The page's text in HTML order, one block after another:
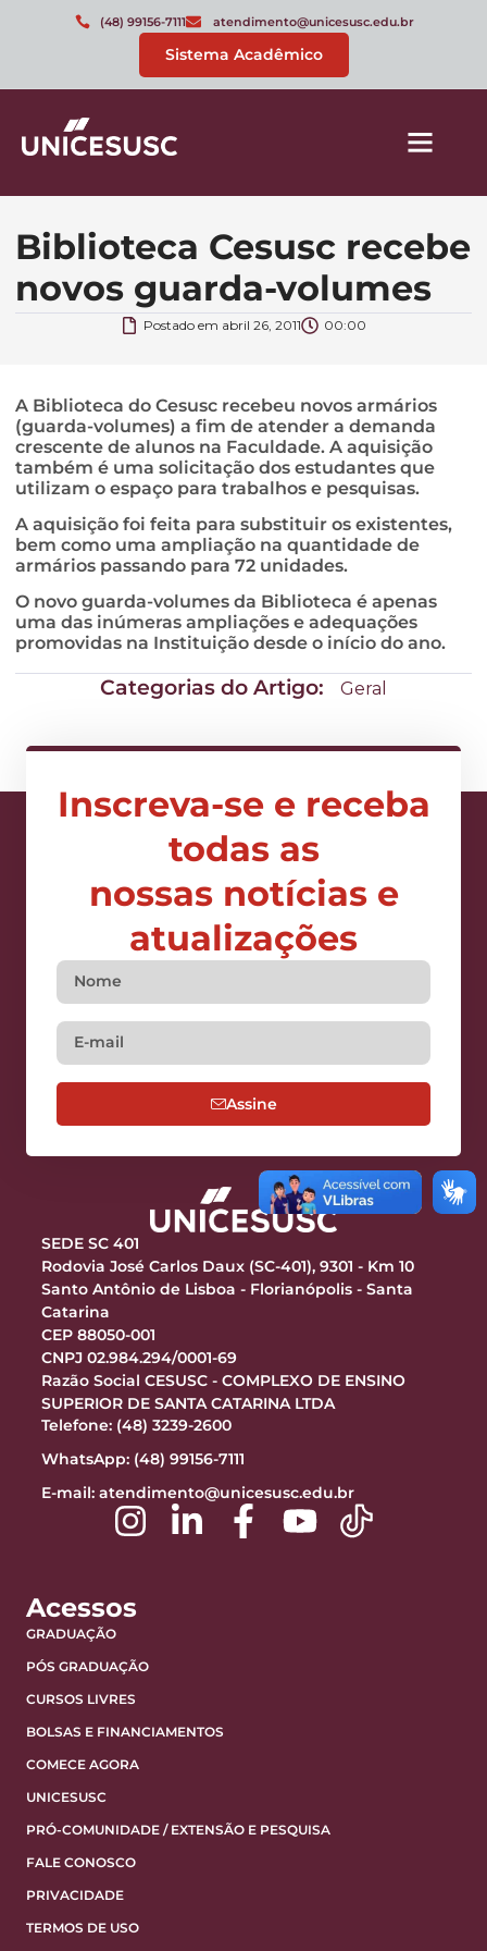
(48) 99156-7111 atendimento@unicesusc.edu.br
Sistema Acadêmico
Biblioteca Cesusc recebe
novos guarda-volumes
Postado em abril 26, 2011 00:00
A Biblioteca do Cesusc recebeu novos armários
(guarda-volumes) a fim de atender a demanda
crescente de alunos na Faculdade. A aquisição
também é uma solicitação dos estudantes que
utilizam o espaço para trabalhos e pesquisas.
A aquisição foi feita para substituir os existentes,
bem como uma ampliação na quantidade de
armários passando para 72 unidades.
O novo guarda-volumes da Biblioteca é apenas
uma das inúmeras ampliações e adequações
promovidas na Instituição desde o início do ano.
Categorias do Artigo: Geral
Inscreva-se e receba
todas as
nossas notícias e
atualizações
Assine
SEDE SC 401
Rodovia José Carlos Daux (SC-401), 9301 - Km 10
Santo Antônio de Lisboa - Florianópolis - Santa
Catarina
CEP 88050-001
CNPJ 02.984.294/0001-69
Razão Social CESUSC - COMPLEXO DE ENSINO
SUPERIOR DE SANTA CATARINA LTDA
Telefone: (48) 3239-2600
WhatsApp: (48) 99156-7111
E-mail: atendimento@unicesusc.edu.br
Acessos
GRADUAÇÃO
PÓS GRADUAÇÃO
CURSOS LIVRES
BOLSAS E FINANCIAMENTOS
COMECE AGORA
UNICESUSC
PRÓ-COMUNIDADE / EXTENSÃO E PESQUISA
FALE CONOSCO
PRIVACIDADE
TERMOS DE USO